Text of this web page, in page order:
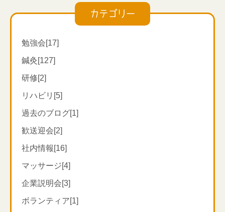
と聞いております。
「足三里」は胃腸を整えることで有名な健康・長寿の
になり、病気を予防し長生き出来るともされていま
す。
また、奥の細道で有名な松尾芭蕉も、旅にでる前には
「足三里に灸をしていない奴とは、一緒に旅に出
カテゴリー
勉強会[17]
鍼灸[127]
研修[2]
リハビリ[5]
過去のブログ[1]
歓送迎会[2]
社内情報[16]
マッサージ[4]
企業説明会[3]
ボランティア[1]